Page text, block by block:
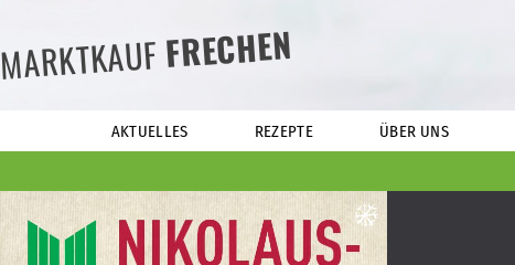
MARKTKAUFFRECHEN
AKTUELLES REZEPTE ÜBER UNS